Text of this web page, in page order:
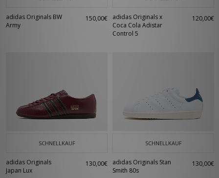
adidas Originals BW
Army
150,00€
adidas Originals x
Coca Cola Adistar
Control 5
120,00€
SCHNELLKAUF
adidas Originals
Japan Lux
130,00€
SCHNELLKAUF
adidas Originals Stan
Smith 80s
130,00€